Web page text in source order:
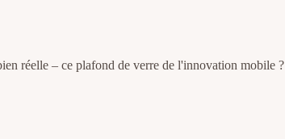
réelle – ce plafond de verre de l'innovation mobile ?